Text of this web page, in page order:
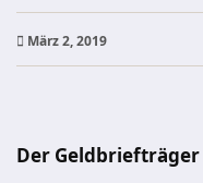
März 2, 2019
Der Geldbriefträger